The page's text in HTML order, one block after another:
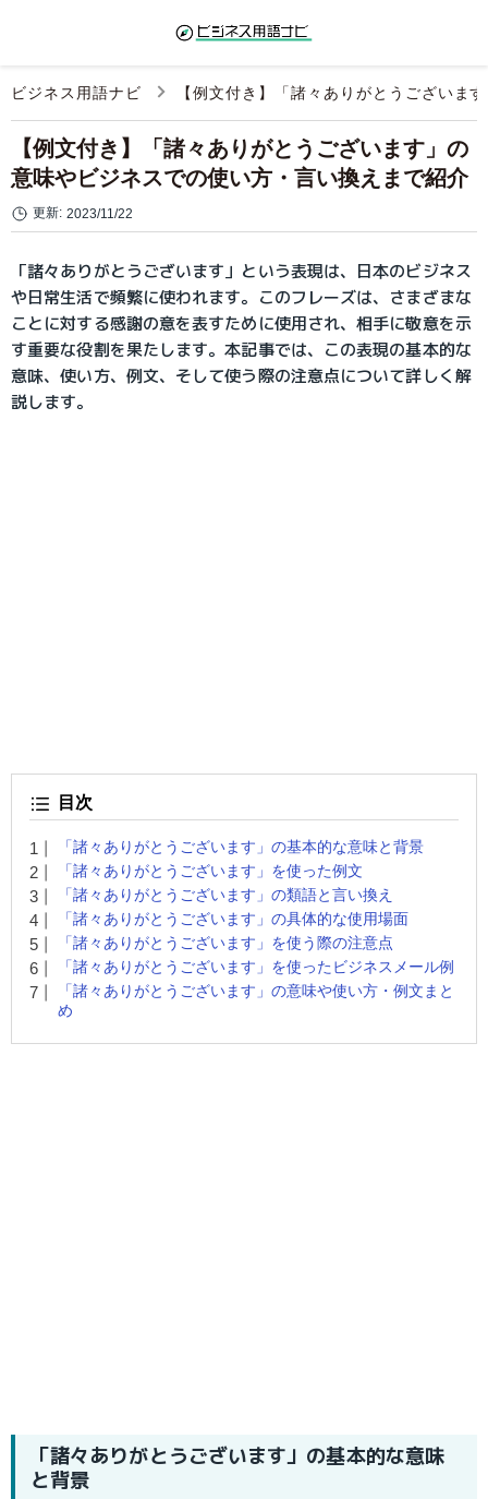
ビジネス用語ナビ 【例文付き】「諸々ありがとうございま
【例文付き】「諸々ありがとうございます」の
意味やビジネスでの使い方・言い換えまで紹介
更新: 2023/11/22
「諸々ありがとうございます」という表現は、日本のビジネス
や日常生活で頻繁に使われます。このフレーズは、さまざまな
ことに対する感謝の意を表すために使用され、相手に敬意を示
す重要な役割を果たします。本記事では、この表現の基本的な
意味、使い方、例文、そして使う際の注意点について詳しく解
説します。
目次
「諸々ありがとうございます」の基本的な意味と背景
「諸々ありがとうございます」を使った例文
「諸々ありがとうございます」の類語と言い換え
「諸々ありがとうございます」の具体的な使用場面
「諸々ありがとうございます」を使う際の注意点
「諸々ありがとうございます」を使ったビジネスメール例
「諸々ありがとうございます」の意味や使い方・例文まと
め
「諸々ありがとうございます」の基本的な意味
と背景